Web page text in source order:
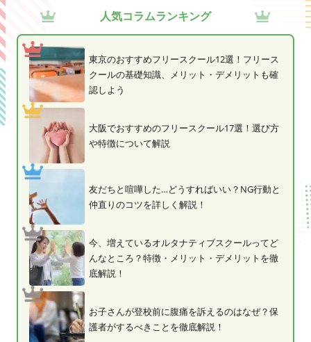
人気コラムランキング
東京のおすすめフリースクール12選！フリース
クールの基礎知識、メリット・デメリットも確
認しよう
大阪でおすすめのフリースクール17選！選び方
や特徴について解説
友だちと喧嘩した…どうすればいい？NG行動と
仲直りのコツを詳しく解説！
今、増えているオルタナティブスクールってど
んなところ？特徴・メリット・デメリットを徹
底解説！
お子さんが登校前に腹痛を訴えるのはなぜ？保
護者がするべきことを徹底解説！